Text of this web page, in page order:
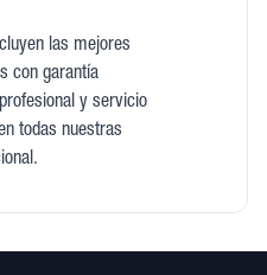
las mejores
con garantía
y servicio
todas nuestras